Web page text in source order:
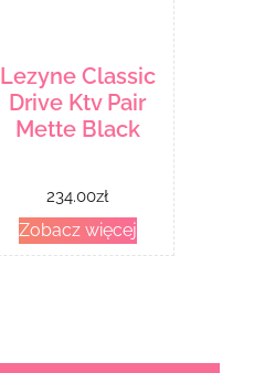
Lezyne Classic
Drive Ktv Pair
Mette Black
234.00zł
Zobacz więcej